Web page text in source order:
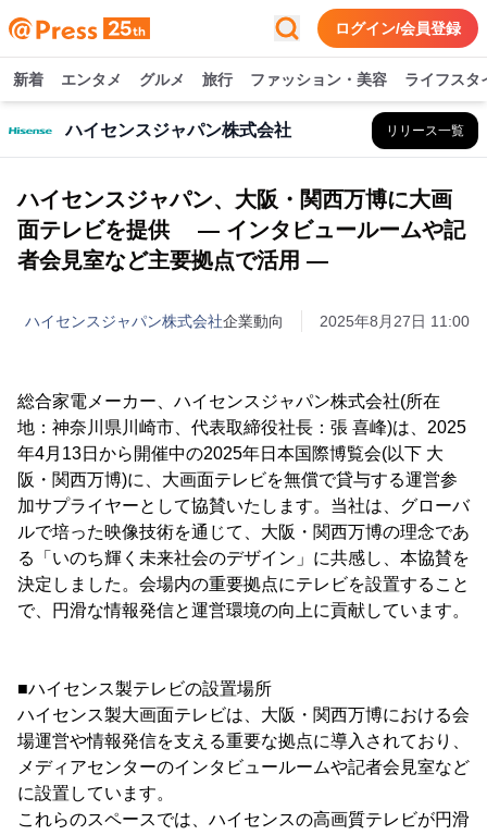
ログイン/会員登録
新着 エンタメ グルメ 旅行 ファッション・美容 ライフスタ
ハイセンスジャパン株式会社 リリース一覧
ハイセンスジャパン、大阪・関西万博に大画
面テレビを提供 ― インタビュールームや記
者会見室など主要拠点で活用 ―
ハイセンスジャパン株式会社企業動向 2025年8月27日 11:00
総合家電メーカー、ハイセンスジャパン株式会社(所在
地：神奈川県川崎市、代表取締役社長：張 喜峰)は、2025
年4月13日から開催中の2025年日本国際博覧会(以下 大
阪・関西万博)に、大画面テレビを無償で貸与する運営参
加サプライヤーとして協賛いたします。当社は、グローバ
ルで培った映像技術を通じて、大阪・関西万博の理念であ
る「いのち輝く未来社会のデザイン」に共感し、本協賛を
決定しました。会場内の重要拠点にテレビを設置すること
で、円滑な情報発信と運営環境の向上に貢献しています。
■ハイセンス製テレビの設置場所
ハイセンス製大画面テレビは、大阪・関西万博における会
場運営や情報発信を支える重要な拠点に導入されており、
メディアセンターのインタビュールームや記者会見室など
に設置しています。
これらのスペースでは、ハイセンスの高画質テレビが円滑